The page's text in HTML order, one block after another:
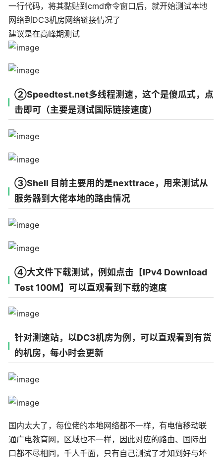
一行代码，将其黏贴到cmd命令窗口后，就开始测试本地
网络到DC3机房网络链接情况了
建议是在高峰期测试
②Speedtest.net多线程测速，这个是傻瓜式，点
击即可（主要是测试国际链接速度）
③Shell 目前主要用的是nexttrace，用来测试从
服务器到大佬本地的路由情况
④大文件下载测试，例如点击【IPv4 Download
Test 100M】可以直观看到下载的速度
针对测速站，以DC3机房为例，可以直观看到有货
的机房，每小时会更新
国内太大了，每位佬的本地网络都不一样，有电信移动联
通广电教育网，区域也不一样，因此对应的路由、国际出
口都不尽相同，千人千面，只有自己测试了才知到好与坏